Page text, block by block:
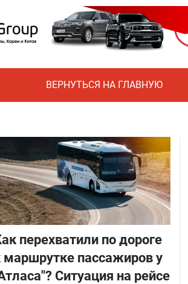
ВЕРНУТЬСЯ НА ГЛАВНУЮ
перехватили по дороге
маршрутке пассажиров у
Ситуация на рейсе